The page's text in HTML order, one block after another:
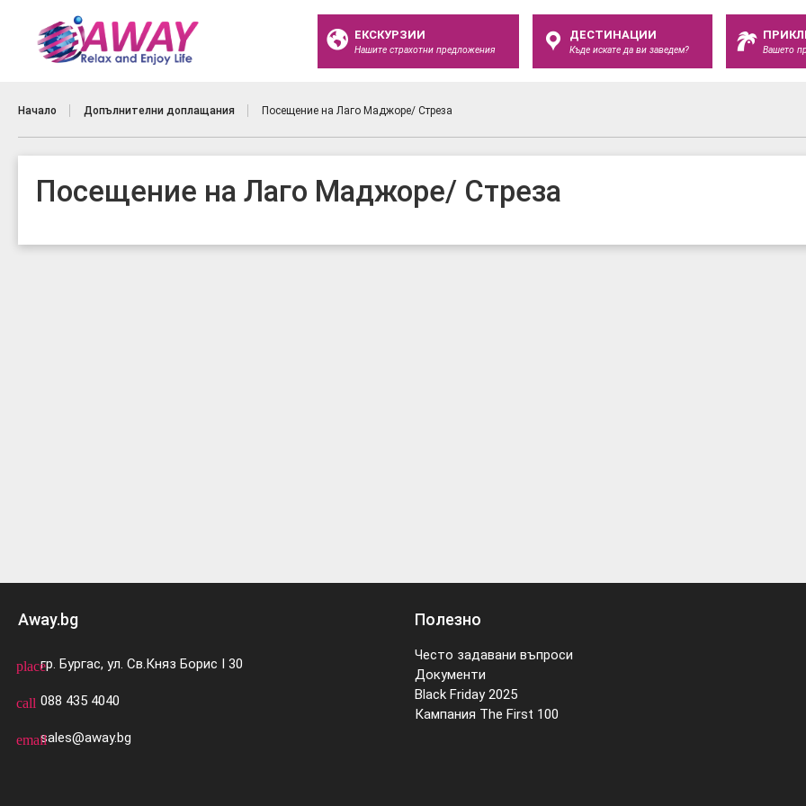
ЕКСКУРЗИИ
Нашите страхотни предложения
ДЕСТИНАЦИИ
Къде искате да ви заведем? Вашето
Начало Допълнителни доплащания Посещение на Лаго Маджоре/ Стреза
Посещение на Лаго Маджоре/ Стреза
Away.bg
placeгр. Бургас, ул. Св.Княз Борис I 30
call 088 435 4040
emailsales@away.bg
Полезно
Често задавани въпроси
Документи
Black Friday 2025
Кампания The First 100